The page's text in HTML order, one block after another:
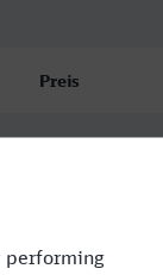
Preis